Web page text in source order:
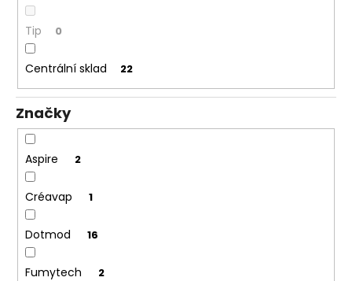
Tip 0
Centrální sklad 22
Značky
Aspire 2
Créavap 1
Dotmod 16
Fumytech 2
u
m
e
JOYETECH
BF
SS316
ATOMIZER
0,6OHM
45
Kč